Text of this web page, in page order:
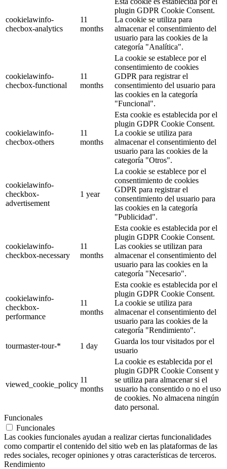
cookielawinfo-
checbox-analytics
11
months
plugin GDPR Cookie Consent.
La cookie se utiliza para
almacenar el consentimiento del
usuario para las cookies de la
categoría "Analítica".
cookielawinfo-
checbox-functional
11
months
La cookie se establece por el
consentimiento de cookies
GDPR para registrar el
consentimiento del usuario para
las cookies en la categoría
"Funcional".
cookielawinfo-
checbox-others
11
months
Esta cookie es establecida por el
plugin GDPR Cookie Consent.
La cookie se utiliza para
almacenar el consentimiento del
usuario para las cookies de la
categoría "Otros".
cookielawinfo-
checkbox-
advertisement
1 year
La cookie se establece por el
consentimiento de cookies
GDPR para registrar el
consentimiento del usuario para
las cookies en la categoría
"Publicidad".
cookielawinfo-
checkbox-necessary
11
months
Esta cookie es establecida por el
plugin GDPR Cookie Consent.
Las cookies se utilizan para
almacenar el consentimiento del
usuario para las cookies en la
categoría "Necesario".
cookielawinfo-
checkbox-
performance
11
months
Esta cookie es establecida por el
plugin GDPR Cookie Consent.
La cookie se utiliza para
almacenar el consentimiento del
usuario para las cookies de la
categoría "Rendimiento".
tourmaster-tour-*
1 day
Guarda los tour visitados por el
usuario
viewed_cookie_policy
11
months
La cookie es establecida por el
plugin GDPR Cookie Consent y
se utiliza para almacenar si el
usuario ha consentido o no el uso
de cookies. No almacena ningún
dato personal.
Funcionales
Funcionales
Las cookies funcionales ayudan a realizar ciertas funcionalidades
como compartir el contenido del sitio web en las plataformas de las
redes sociales, recoger opiniones y otras características de terceros.
Rendimiento